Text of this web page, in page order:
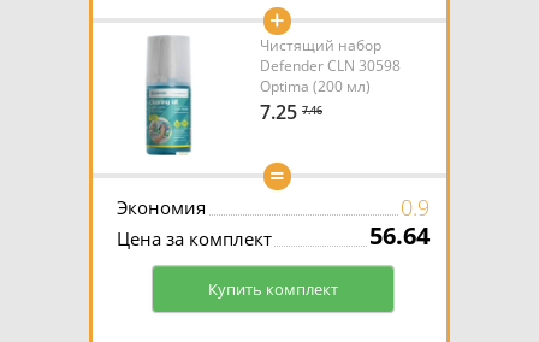
+
Чистящий набор
Defender CLN 30598
Optima (200 мл)
7.25 7.46
=
Экономия 0.9
Цена за комплект 56.64
Купить комплект